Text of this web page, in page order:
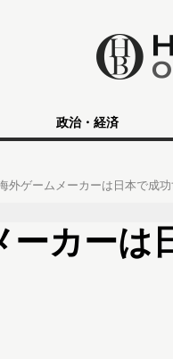
政治・経済
外ゲームメーカーは日本で成
ーカーは